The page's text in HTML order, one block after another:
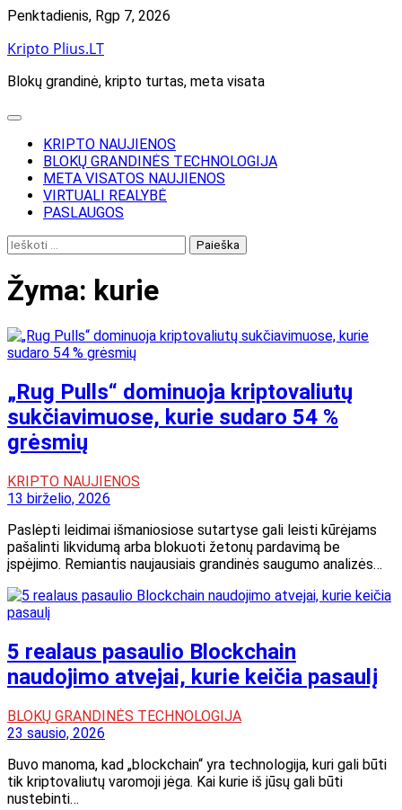
Skip
content
Penktadienis, Rgp 7, 2026
Kripto Plius.LT
Blokų grandinė, kripto turtas, meta visata
KRIPTO NAUJIENOS
BLOKŲ GRANDINĖS TECHNOLOGIJA
META VISATOS NAUJIENOS
VIRTUALI REALYBĖ
PASLAUGOS
Ieškoti:
Žyma: kurie
„Rug Pulls“ dominuoja kriptovaliutų
sukčiavimuose, kurie sudaro 54 %
grėsmių
KRIPTO NAUJIENOS
13 birželio, 2026
Paslėpti leidimai išmaniosiose sutartyse gali leisti kūrėjams
pašalinti likvidumą arba blokuoti žetonų pardavimą be
įspėjimo. Remiantis naujausiais grandinės saugumo analizės…
5 realaus pasaulio Blockchain
naudojimo atvejai, kurie keičia pasaulį
BLOKŲ GRANDINĖS TECHNOLOGIJA
23 sausio, 2026
Buvo manoma, kad „blockchain“ yra technologija, kuri gali būti
tik kriptovaliutų varomoji jėga. Kai kurie iš jūsų gali būti
nustebinti…